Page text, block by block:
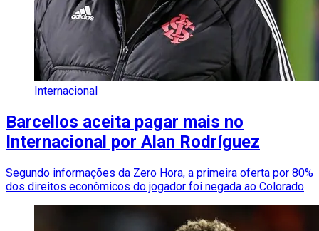
Internacional
Barcellos aceita pagar mais no
Internacional por Alan Rodríguez
Segundo informações da Zero Hora, a primeira oferta por 80%
dos direitos econômicos do jogador foi negada ao Colorado